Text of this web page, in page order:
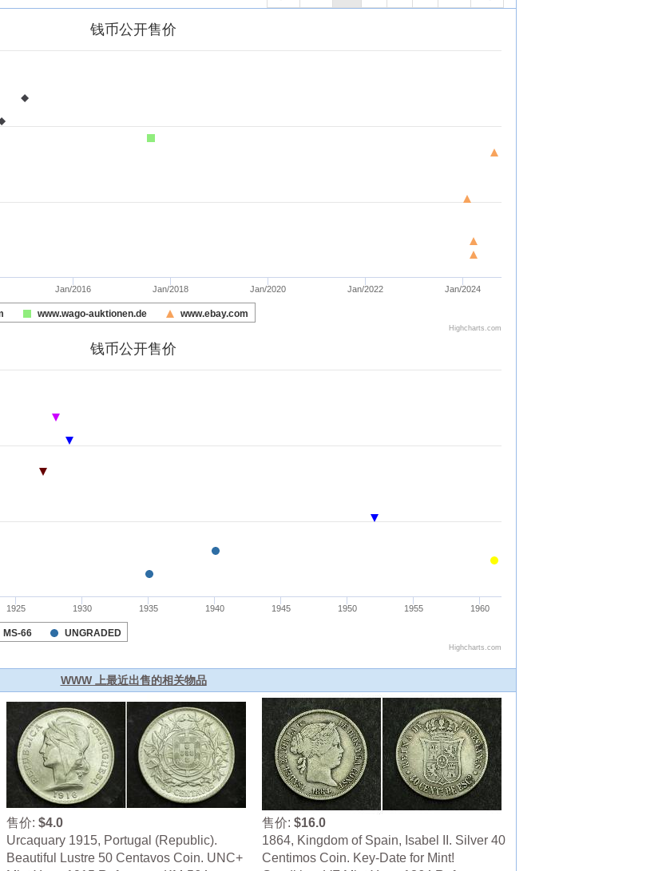
WWW 上最近出售的相关物品
售价:$4.0
Urcaquary 1915, Portugal (Republic).
Beautiful Lustre 50 Centavos Coin. UNC+
售价: $16.0
1864, Kingdom of Spain, Isabel II. Silver 40
Centimos Coin. Key-Date for Mint!